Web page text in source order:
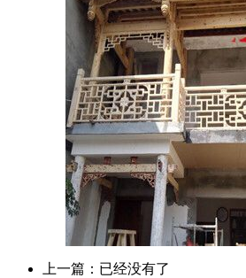
上一篇：已经没有了